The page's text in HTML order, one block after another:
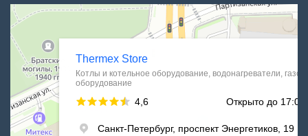
Thermex Store
Котлы и котельное оборудование в Санкт‑Петербурге
Водонагреватели в Санкт‑Петербурге